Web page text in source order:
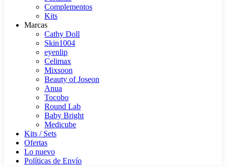
Complementos
Kits
Marcas
Cathy Doll
Skin1004
eyenlip
Celimax
Mixsoon
Beauty of Joseon
Anua
Tocobo
Round Lab
Baby Bright
Medicube
Kits / Sets
Ofertas
Lo nuevo
Políticas de Envío